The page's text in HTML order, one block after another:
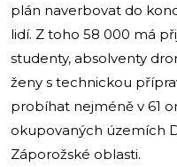
plán naverbovat do
lidí. Z toho 58 000 má
studenty, absolventy
ženy s technickou
probíhat nejméně v 61
okupovaných územích
Záporožské oblasti.